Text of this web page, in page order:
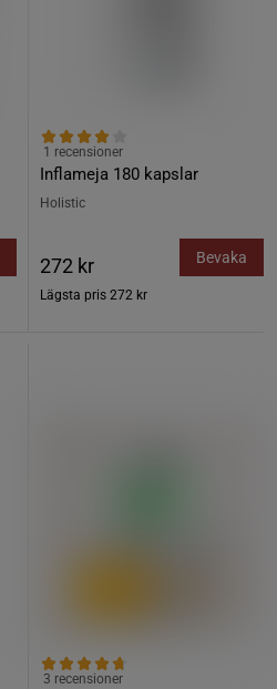
Inflameja 180 kapslar
1 recensioner
Holistic
272 kr
Lägsta pris 272 kr
Bevaka
3 recensioner